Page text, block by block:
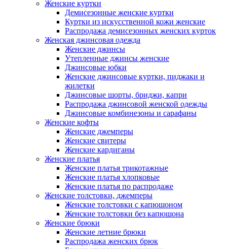
Женские куртки
Демисезонные женские куртки
Куртки из искусственной кожи женские
Распродажа демисезонных женских курток
Женская джинсовая одежда
Женские джинсы
Утепленные джинсы женские
Джинсовые юбки
Женские джинсовые куртки, пиджаки и
жилетки
Джинсовые шорты, бриджи, капри
Распродажа джинсовой женской одежды
Джинсовые комбинезоны и сарафаны
Женские кофты
Женские джемперы
Женские свитеры
Женские кардиганы
Женские платья
Женские платья трикотажные
Женские платья хлопковые
Женские платья по распродаже
Женские толстовки, джемперы
Женские толстовки с капюшоном
Женские толстовки без капюшона
Женские брюки
Женские летние брюки
Распродажа женских брюк